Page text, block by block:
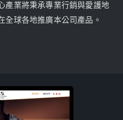
產業將秉承專業行銷與愛護地
全球各地推廣本公司產品。